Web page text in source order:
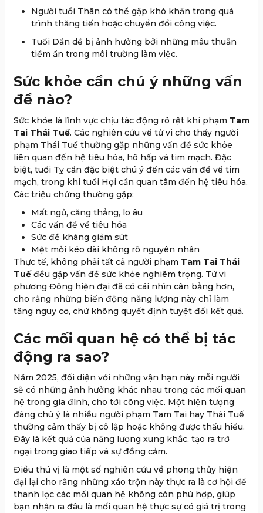
Người tuổi Thân có thể gặp khó khăn trong quá
trình thăng tiến hoặc chuyển đổi công việc.
Tuổi Dần dễ bị ảnh hưởng bởi những mâu thuẫn
tiềm ẩn trong môi trường làm việc.
Sức khỏe cần chú ý những vấn
đề nào?
Sức khỏe là lĩnh vực chịu tác động rõ rệt khi phạm Tam
Tai Thái Tuế. Các nghiên cứu về tử vi cho thấy người
phạm Thái Tuế thường gặp những vấn đề sức khỏe
liên quan đến hệ tiêu hóa, hô hấp và tim mạch. Đặc
biệt, tuổi Tỵ cần đặc biệt chú ý đến các vấn đề về tim
mạch, trong khi tuổi Hợi cần quan tâm đến hệ tiêu hóa.
Các triệu chứng thường gặp:
Mất ngủ, căng thẳng, lo âu
Các vấn đề về tiêu hóa
Sức đề kháng giảm sút
Mệt mỏi kéo dài không rõ nguyên nhân
Thực tế, không phải tất cả người phạm Tam Tai Thái
Tuếđều gặp vấn đề sức khỏe nghiêm trọng. Tử vi
phương Đông hiện đại đã có cái nhìn cân bằng hơn,
cho rằng những biến động năng lượng này chỉ làm
tăng nguy cơ, chứ không quyết định tuyệt đối kết quả.
Các mối quan hệ có thể bị tác
động ra sao?
Năm 2025, đối diện với những vận hạn này mỗi người
sẽ có những ảnh hưởng khác nhau trong các mối quan
hệ trong gia đình, cho tới công việc. Một hiện tượng
đáng chú ý là nhiều người phạm Tam Tai hay Thái Tuế
thường cảm thấy bị cô lập hoặc không được thấu hiểu.
Đây là kết quả của năng lượng xung khắc, tạo ra trở
ngại trong giao tiếp và sự đồng cảm.
Điều thú vị là một số nghiên cứu về phong thủy hiện
đại lại cho rằng những xáo trộn này thực ra là cơ hội để
thanh lọc các mối quan hệ không còn phù hợp, giúp
bạn nhận ra đâu là mối quan hệ thực sự có giá trị trong